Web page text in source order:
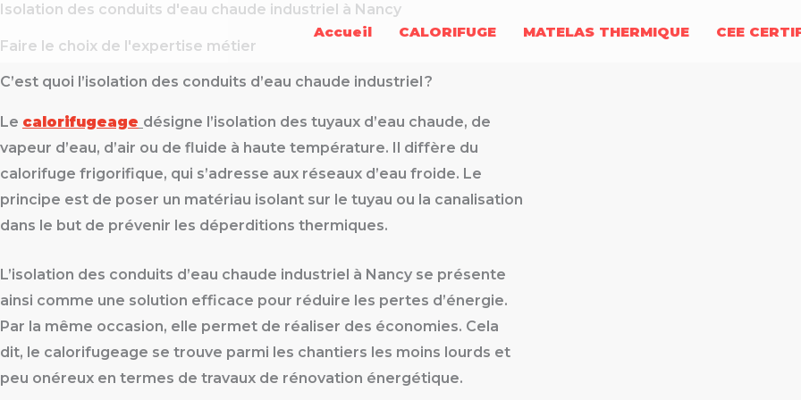
Aller
au
Accueil CALORIFUGE MATELAS THERMIQUE CEE
Isolation des conduits d'eau chaude industriel à Nancy
Faire le choix de l'expertise métier
C’est quoi l’isolation des conduits d’eau chaude industriel ?
Le calorifugeage désigne l’isolation des tuyaux d’eau chaude, de
vapeur d’eau, d’air ou de fluide à haute température. Il diffère du
calorifuge frigorifique, qui s’adresse aux réseaux d’eau froide. Le
principe est de poser un matériau isolant sur le tuyau ou la canalisation
dans le but de prévenir les déperditions thermiques.
L’isolation des conduits d’eau chaude industriel à Nancy se présente
ainsi comme une solution efficace pour réduire les pertes d’énergie.
Par la même occasion, elle permet de réaliser des économies. Cela
dit, le calorifugeage se trouve parmi les chantiers les moins lourds et
peu onéreux en termes de travaux de rénovation énergétique.